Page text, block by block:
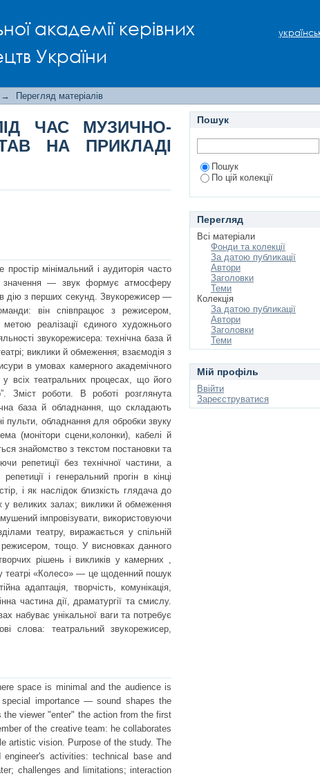
академії керівних
України
ЧАС МУЗИЧНО-ЗВУКОВОГО
→ Перегляд матеріалів
ЧАС МУЗИЧНО-
НА ПРИКЛАДІ
мінімальний і аудиторія часто
значення — звук формує атмосферу
в дію з перших секунд. Звукорежисер —
він співпрацює з режисером,
реалізації єдиного художнього
звукорежисера: технічна база й
виклики й обмеження; взаємодія з
в умовах камерного академічного
у всіх театральних процесах, що його
Зміст роботи. В роботі розглянута
база й обладнання, що складають
пульти, обладнання для обробки звуку
(монітори сцени,колонки), кабелі й
знайомство з текстом постановки та
репетиції без технічної частини, а
і генеральний прогін в кінці
і як наслідок близкість глядача до
у великих залах; виклики й обмеження
імпровізувати, використовуючи
театру, виражається у спільній
режисером, тощо. У висновках данного
рішень і викликів у камерних ,
театрі «Колесо» — це щоденний пошук
адаптація, творчість, комунікація,
частина дії, драматургії та смислу.
набуває унікальної ваги та потребує
слова: театральний звукорежисер,
space is minimal and the audience is
importance — sound shapes the
viewer "enter" the action from the first
of the creative team: he collaborates
artistic vision. Purpose of the study. The
activities: technical base and
challenges and limitations; interaction
Пошук
Пошук
По цій колекції
Перегляд
Всі матеріали
Фонди та колекції
За датою публикації
Автори
Заголовки
Теми
Колекція
За датою публикації
Автори
Заголовки
Теми
Мій профіль
Ввійти
Зареєструватися